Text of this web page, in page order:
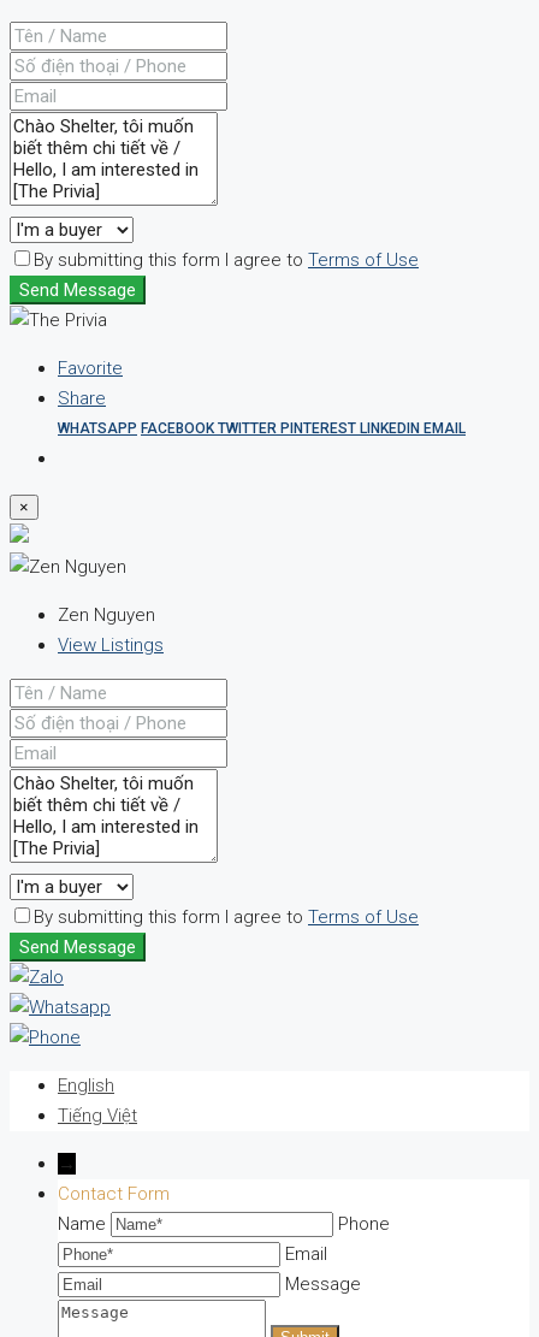
By submitting this form I agree to Terms of Use
Send Message
Favorite
Share
WHATSAPP FACEBOOK TWITTER PINTEREST LINKEDIN EMAIL
×
Zen Nguyen
View Listings
By submitting this form I agree to Terms of Use
Send Message
English
Tiếng Việt
→
Contact Form
Name
Phone
Email
Message